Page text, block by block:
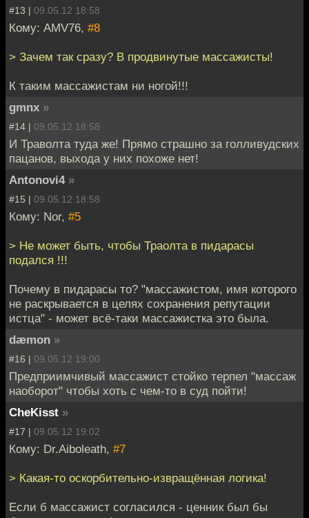
#13 | 09.05.12 18:58
Кому: AMV76, #8
> Зачем так сразу? В продвинутые массажисты!
К таким массажистам ни ногой!!!
gmnx »
#14 | 09.05.12 18:58
И Траволта туда же! Прямо страшно за голливудских
пацанов, выхода у них похоже нет!
Antonovi4 »
#15 | 09.05.12 18:58
Кому: Nor, #5
> Не может быть, чтобы Траолта в пидарасы
подался !!!
Почему в пидарасы то? "массажистом, имя которого
не раскрывается в целях сохранения репутации
истца" - может всё-таки массажистка это была.
dæmon »
#16 | 09.05.12 19:00
Предприимчивый массажист стойко терпел "массаж
наоборот" чтобы хоть с чем-то в суд пойти!
CheKisst »
#17 | 09.05.12 19:02
Кому: Dr.Aiboleath, #7
> Какая-то оскорбительно-извращённая логика!
Если б массажист согласился - ценник был бы